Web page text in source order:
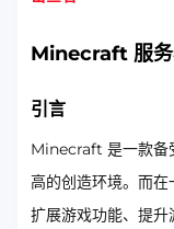
Minecraft 服务
引言
Minecraft 是一款备
高的创造环境。而
扩展游戏功能、提